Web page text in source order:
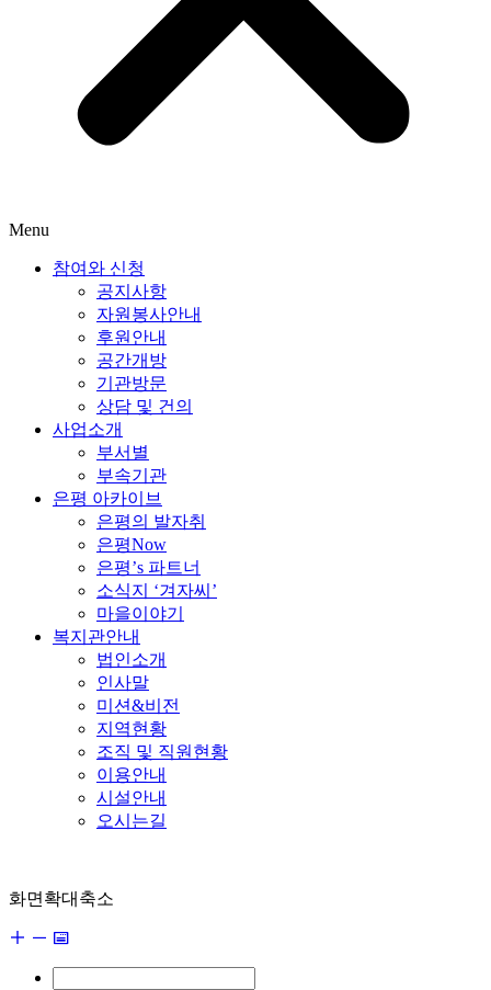
Menu
참여와 신청
공지사항
자원봉사안내
후원안내
공간개방
기관방문
상담 및 건의
사업소개
부서별
부속기관
은평 아카이브
은평의 발자취
은평Now
은평’s 파트너
소식지 ‘겨자씨’
마을이야기
복지관안내
법인소개
인사말
미션&비전
지역현황
조직 및 직원현황
이용안내
시설안내
오시는길
화면확대축소